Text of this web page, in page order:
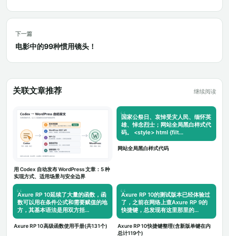
下一篇
电影中的99种惯用镜头！
关联文章推荐 继续阅读
用 Codex 自动发布 WordPress 文章：5 种
实现方式、适用场景与安全边界
国家公祭日、哀悼受灾人民、缅怀英
雄、悼念烈士；网站全局黑白样式代
码。 <style> html {filt…
网站全局黑白样式代码
Axure RP 10延续了大量的函数，函
数可以用在条件公式和需要赋值的地
方，其基本语法是用双方括…
Axure RP 10高级函数使用手册(共131个)
Axure RP 10的测试版本已经体验过
了，之前在网络上查Axure RP 9的
快捷键，总发现有这里那里的…
Axure RP 10快捷键整理(含新版单键在内
总计119个)